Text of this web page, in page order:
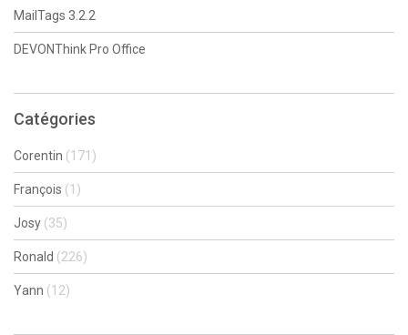
MailTags 3.2.2
DEVONThink Pro Office
Catégories
Corentin (171)
François (1)
Josy (35)
Ronald (226)
Yann (12)